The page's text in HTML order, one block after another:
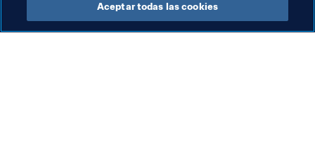
Aceptar todas las cookies